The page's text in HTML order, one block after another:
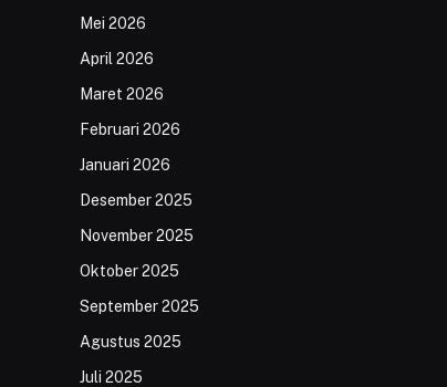
Mei 2026
April 2026
Maret 2026
Februari 2026
Januari 2026
Desember 2025
November 2025
Oktober 2025
September 2025
Agustus 2025
Juli 2025